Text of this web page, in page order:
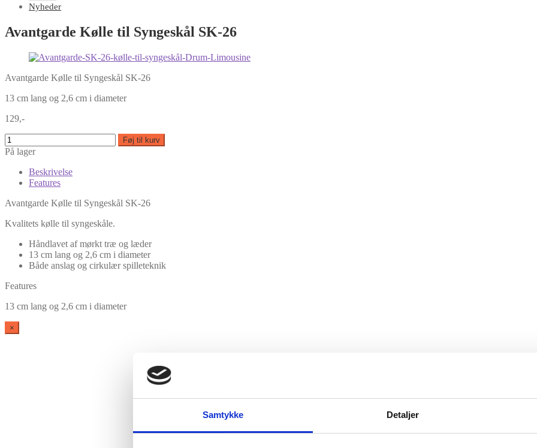
Samtykke Detaljer
Nyheder
Avantgarde Kølle til Syngeskål SK-26
Avantgarde Kølle til Syngeskål SK-26
13 cm lang og 2,6 cm i diameter
129,-
Føj til kurv
På lager
Beskrivelse
Features
Avantgarde Kølle til Syngeskål SK-26
Kvalitets kølle til syngeskåle.
Håndlavet af mørkt træ og læder
13 cm lang og 2,6 cm i diameter
Både anslag og cirkulær spilleteknik
Features
13 cm lang og 2,6 cm i diameter
×
Vare lagt i kurv